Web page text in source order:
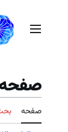
منوی اصلی
صفحه